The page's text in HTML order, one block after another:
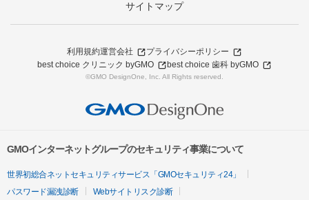
サイトマップ
利用規約運営会社
プライバシーポリシー
best choice クリニック byGMO
best choice 歯科 byGMO
©GMO DesignOne, Inc. All Rights reserved.
GMOインターネットグループのセキュリティ事業について
世界初総合ネットセキュリティサービス「GMOセキュリティ24」
パスワード漏洩診断
Webサイトリスク診断